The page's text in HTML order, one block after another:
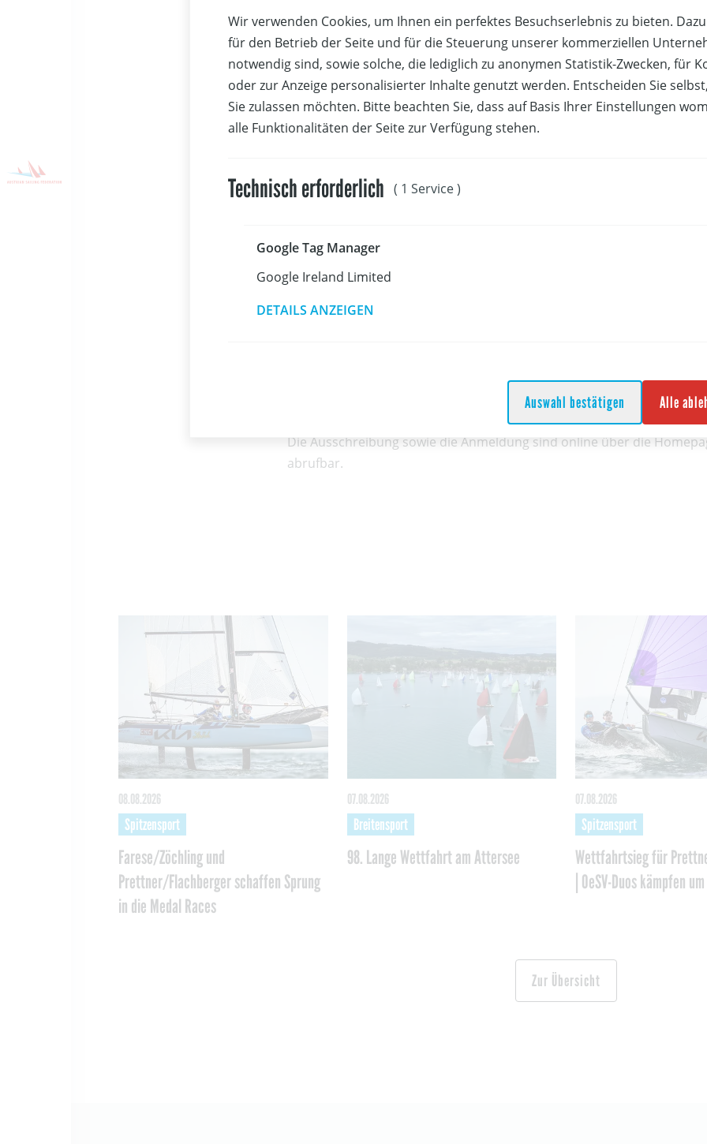
herrscht bei allen Unterrichtseinheiten Anwesenheitspflicht.
Ausbildungstermine:
Eignungsprüfung im Modul I (Theorie = Wettfahrtregeln Segeln Teil 1-
Modul II (Segelpraxis)
II. 23. – 25.04.2021 BLZ Neusiedlersee
III. 04. – 06.06.2021 BLZ Neusiedlersee
IV. 06. – 12.09.2021 BLZ Neusiedlersee
Die Ausschreibung sowie die Anmeldung sind online über die
abrufbar.
Farese/Zöchling und
Prettner/Flachberger schaffen Sprung
in die Medal Races
Spitzensport
08.08.2026
98. Lange Wettfahrt am Attersee
Breitensport
07.08.2026
Wettfahrtsieg für
| OeSV-Duos kämpfen
Spitzensport
07.08.2026
Zur Übersicht
Wir verwenden Cookies, um Ihnen ein perfektes Besuchserlebnis zu bieten.
für den Betrieb der Seite und für die Steuerung unserer kommerziellen
notwendig sind, sowie solche, die lediglich zu anonymen Statistik-Zwecken, für
oder zur Anzeige personalisierter Inhalte genutzt werden. Entscheiden Sie
Sie zulassen möchten. Bitte beachten Sie, dass auf Basis Ihrer Einstellungen
alle Funktionalitäten der Seite zur Verfügung stehen.
Technisch erforderlich ( 1 Service )
Google Tag Manager
Google Ireland Limited
DETAILS ANZEIGEN
Auswahl bestätigen Alle